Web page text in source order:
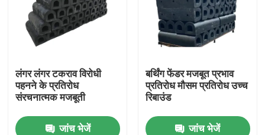
लंगर लंगर टकराव विरोधी
पहनने के प्रतिरोध
संरचनात्मक मजबूती
जांच भेजें
बर्थिंग फेंडर मजबूत प्रभाव
प्रतिरोध मौसम प्रतिरोध उच्च
रिबाउंड
जांच भेजें